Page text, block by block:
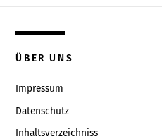
ÜBER UNS
Impressum
Datenschutz
Inhaltsverzeichniss